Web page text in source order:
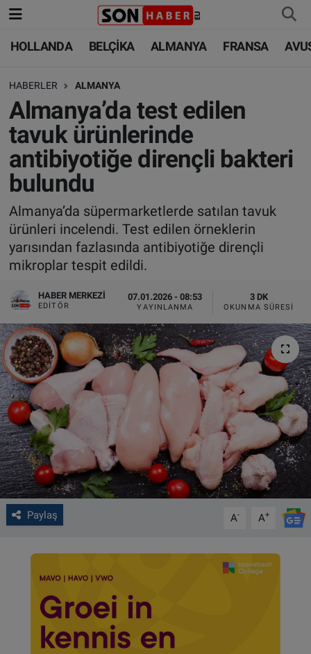
HOLLANDA BELÇİKA ALMANYA FRANSA
HABERLER ALMANYA
Almanya’da test edilen
tavuk ürünlerinde
antibiyotiğe dirençli bakteri
bulundu
Almanya’da süpermarketlerde satılan tavuk
ürünleri incelendi. Test edilen örneklerin
yarısından fazlasında antibiyotiğe dirençli
mikroplar tespit edildi.
HABER MERKEZI
EDITÖR
07.01.2026 - 08:53
YAYINLANMA
3 DK
OKUNMA SÜRESI
Paylaş A- A+
HOLLANDA
BELÇİKA
ALMANYA
FRANSA
AVUSTURYA
SAĞLIK - YAŞAM
BİLİM-TEKNOLOJİ
HOLLANDA
BELÇİKA
ALMANYA
TÜRKİYE
DÜNYA
BİLİM-TEKNOLOJİ
SAĞLIK
FOTO GALERİ
VIDEO GALERİ
ALGEMENE VOORWAARDEN
CONTACT
Çerez Politikası
Nöbetçi Eczaneler
Hava Durumu
Trafik Durumu
Süper Lig Puan Durumu ve Fikstür
Tüm Manşetler
Son Dakika Haberleri
Haber Arşivi